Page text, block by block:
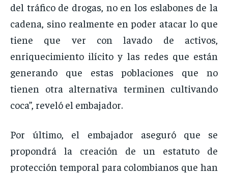
del tráfico de drogas, no en los eslabones de la
cadena, sino realmente en poder atacar lo que
tiene que ver con lavado de activos,
enriquecimiento ilícito y las redes que están
generando que estas poblaciones que no
tienen otra alternativa terminen cultivando
coca”, reveló el embajador.
Por último, el embajador aseguró que se
propondrá la creación de un estatuto de
protección temporal para colombianos que han